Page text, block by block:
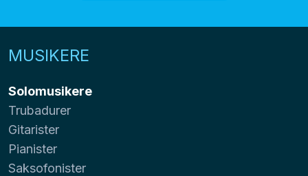
MUSIKERE
Solomusikere
Trubadurer
Gitarister
Pianister
Saksofonister